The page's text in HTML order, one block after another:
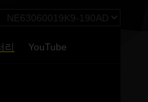
리 YouTube